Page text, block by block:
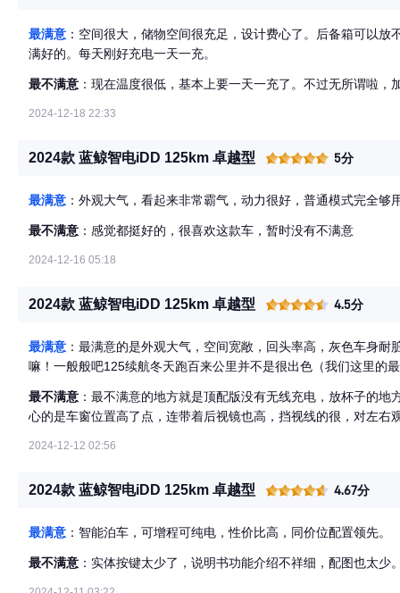
最满意 ：空间很大，储物空间很充足，设计费心了。后备箱可以
满好的。每天刚好充电一天一充。
最不满意 ：现在温度很低，基本上要一天一充了。不过无所谓啦
2024-12-18 22:33
2024款 蓝鲸智电iDD 125km 卓越型 5分
最满意 ：外观大气，看起来非常霸气，动力很好，普通模式完全够
最不满意 ：感觉都挺好的，很喜欢这款车，暂时没有不满意
2024-12-16 05:18
2024款 蓝鲸智电iDD 125km 卓越型 4.5分
最满意 ：最满意的是外观大气，空间宽敞，回头率高，灰色车身
嘛！一般般吧125续航冬天跑百来公里并不是很出色（我们这里的
最不满意 ：最不满意的地方就是顶配版没有无线充电，放杯子的
心的是车窗位置高了点，连带着后视镜也高，挡视线的很，对左右
2024-12-12 02:56
2024款 蓝鲸智电iDD 125km 卓越型 4.67分
最满意 ：智能泊车，可增程可纯电，性价比高，同价位配置领先。
最不满意 ：实体按键太少了，说明书功能介绍不祥细，配图也太少